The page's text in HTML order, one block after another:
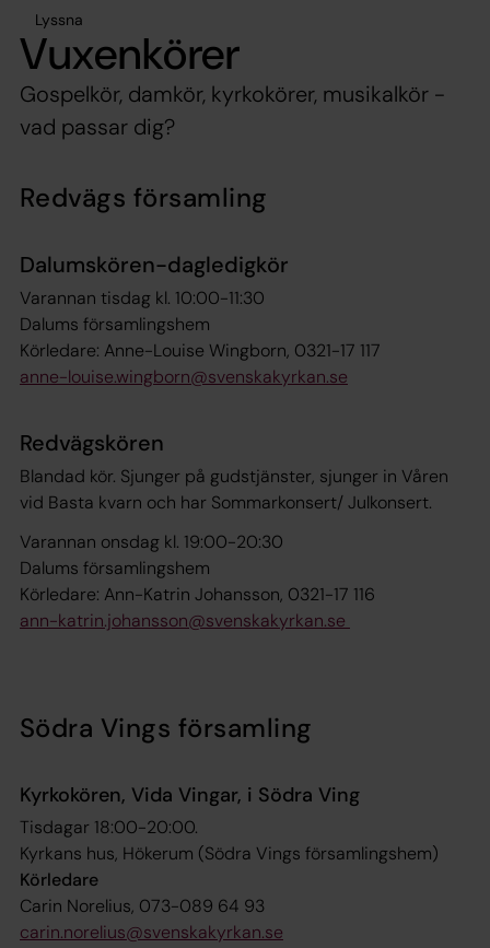
Lyssna
Vuxenkörer
Gospelkör, damkör, kyrkokörer, musikalkör -
vad passar dig?
Redvägs församling
Dalumskören-dagledigkör
Varannan tisdag kl. 10:00-11:30
Dalums församlingshem
Körledare: Anne-Louise Wingborn, 0321-17 117
anne-louise.wingborn@svenskakyrkan.se
Redvägskören
Blandad kör. Sjunger på gudstjänster, sjunger in Våren
vid Basta kvarn och har Sommarkonsert/ Julkonsert.
Varannan onsdag kl. 19:00-20:30
Dalums församlingshem
Körledare: Ann-Katrin Johansson, 0321-17 116
ann-katrin.johansson@svenskakyrkan.se
Södra Vings församling
Kyrkokören, Vida Vingar, i Södra Ving
Tisdagar 18:00-20:00.
Kyrkans hus, Hökerum (Södra Vings församlingshem)
Körledare
Carin Norelius, 073-089 64 93
carin.norelius@svenskakyrkan.se